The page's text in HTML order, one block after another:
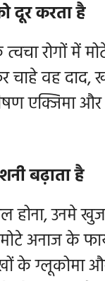
दूर करता है
त्वचा रोगों में
चाहे वह
एक्जिमा और
बढ़ाता है
होना, उनमे
अनाज के
के ग्लूकोमा